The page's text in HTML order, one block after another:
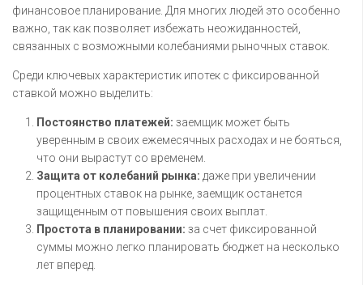
финансовое планирование. Для многих людей это особенно
важно, так как позволяет избежать неожиданностей,
связанных с возможными колебаниями рыночных ставок.
Среди ключевых характеристик ипотек с фиксированной
ставкой можно выделить:
Постоянство платежей: заемщик может быть
уверенным в своих ежемесячных расходах и не бояться,
что они вырастут со временем.
Защита от колебаний рынка: даже при увеличении
процентных ставок на рынке, заемщик останется
защищенным от повышения своих выплат.
Простота в планировании: за счет фиксированной
суммы можно легко планировать бюджет на несколько
лет вперед.